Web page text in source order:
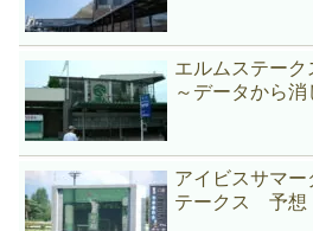
エルムステー
～データから消
アイビスサマー
テークス 予想